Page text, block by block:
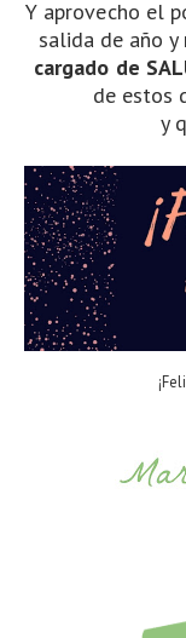
Y aprovecho el
salida de año
cargado de
de estos
y